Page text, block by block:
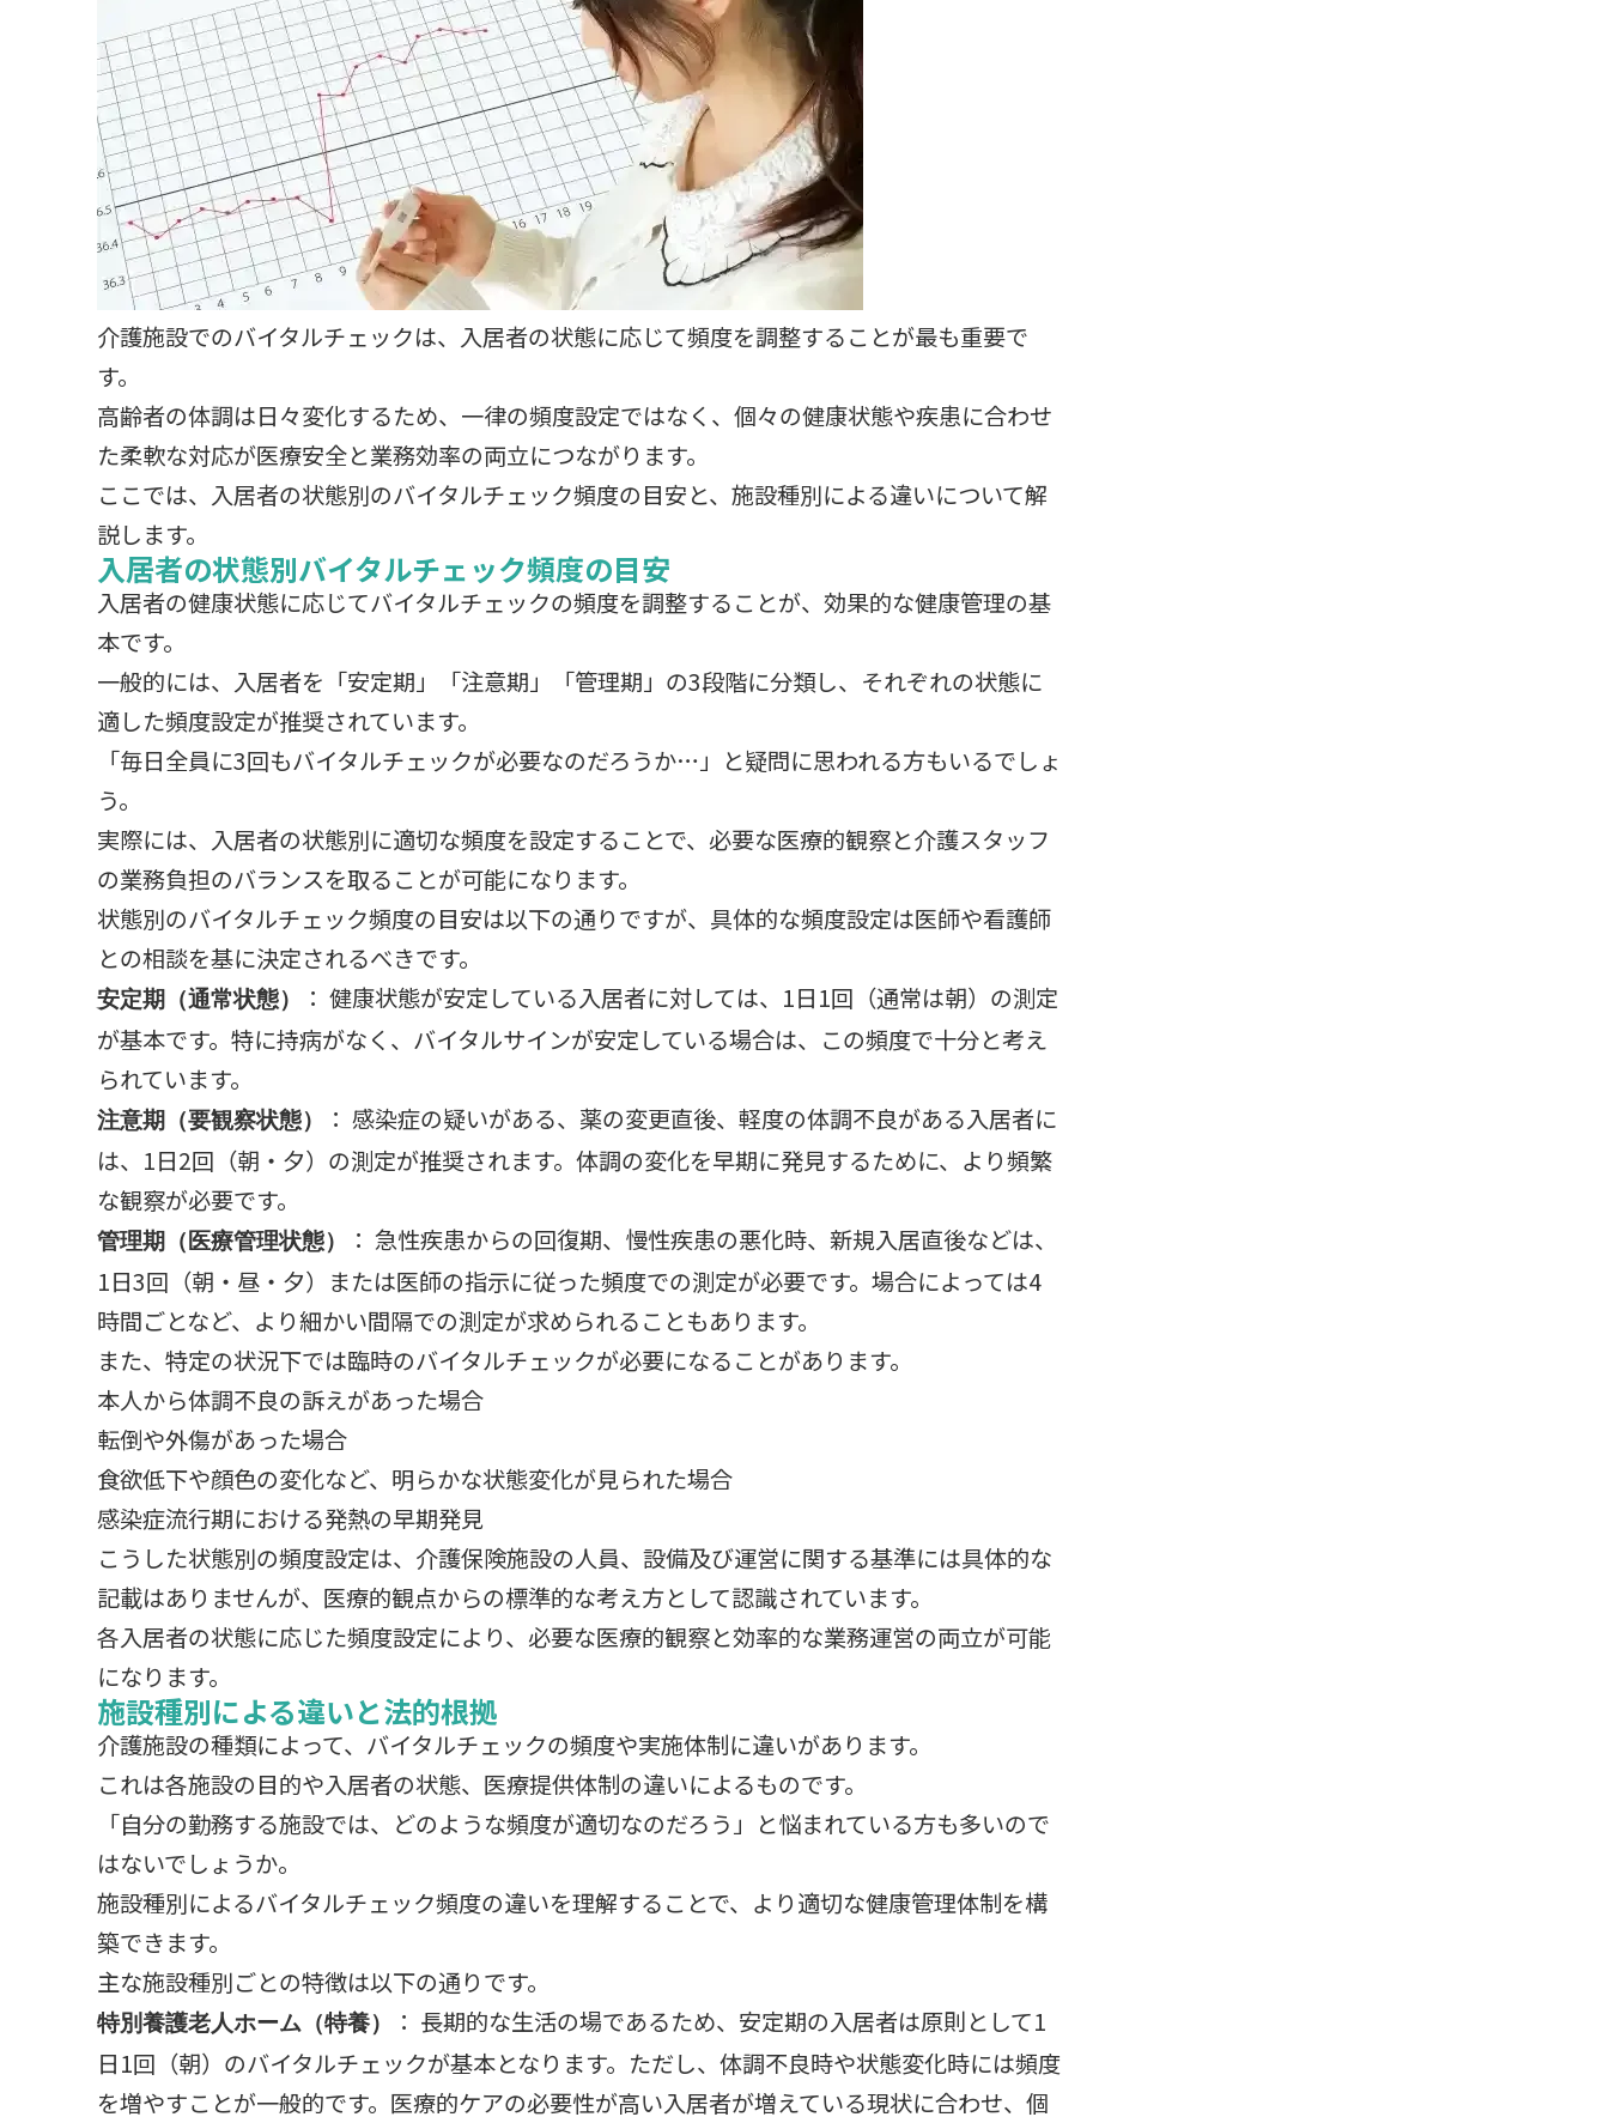
介護施設でのバイタルチェックは、入居者の状態に応じて頻度を調整することが最も重要で
す。
高齢者の体調は日々変化するため、一律の頻度設定ではなく、個々の健康状態や疾患に合わせ
た柔軟な対応が医療安全と業務効率の両立につながります。
ここでは、入居者の状態別のバイタルチェック頻度の目安と、施設種別による違いについて解
説します。
入居者の状態別バイタルチェック頻度の目安
入居者の健康状態に応じてバイタルチェックの頻度を調整することが、効果的な健康管理の基
本です。
一般的には、入居者を「安定期」「注意期」「管理期」の3段階に分類し、それぞれの状態に
適した頻度設定が推奨されています。
「毎日全員に3回もバイタルチェックが必要なのだろうか…」と疑問に思われる方もいるでしょ
う。
実際には、入居者の状態別に適切な頻度を設定することで、必要な医療的観察と介護スタッフ
の業務負担のバランスを取ることが可能になります。
状態別のバイタルチェック頻度の目安は以下の通りですが、具体的な頻度設定は医師や看護師
との相談を基に決定されるべきです。
安定期（通常状態）
： 健康状態が安定している入居者に対しては、1日1回（通常は朝）の測定
が基本です。特に持病がなく、バイタルサインが安定している場合は、この頻度で十分と考え
られています。
注意期（要観察状態）
： 感染症の疑いがある、薬の変更直後、軽度の体調不良がある入居者に
は、1日2回（朝・夕）の測定が推奨されます。体調の変化を早期に発見するために、より頻繁
な観察が必要です。
管理期（医療管理状態）
： 急性疾患からの回復期、慢性疾患の悪化時、新規入居直後などは、
1日3回（朝・昼・夕）または医師の指示に従った頻度での測定が必要です。場合によっては4
時間ごとなど、より細かい間隔での測定が求められることもあります。
また、特定の状況下では臨時のバイタルチェックが必要になることがあります。
本人から体調不良の訴えがあった場合
転倒や外傷があった場合
食欲低下や顔色の変化など、明らかな状態変化が見られた場合
感染症流行期における発熱の早期発見
こうした状態別の頻度設定は、介護保険施設の人員、設備及び運営に関する基準には具体的な
記載はありませんが、医療的観点からの標準的な考え方として認識されています。
各入居者の状態に応じた頻度設定により、必要な医療的観察と効率的な業務運営の両立が可能
になります。
施設種別による違いと法的根拠
介護施設の種類によって、バイタルチェックの頻度や実施体制に違いがあります。
これは各施設の目的や入居者の状態、医療提供体制の違いによるものです。
「自分の勤務する施設では、どのような頻度が適切なのだろう」と悩まれている方も多いので
はないでしょうか。
施設種別によるバイタルチェック頻度の違いを理解することで、より適切な健康管理体制を構
築できます。
主な施設種別ごとの特徴は以下の通りです。
特別養護老人ホーム（特養）
： 長期的な生活の場であるため、安定期の入居者は原則として1
日1回（朝）のバイタルチェックが基本となります。ただし、体調不良時や状態変化時には頻度
を増やすことが一般的です。医療的ケアの必要性が高い入居者が増えている現状に合わせ、個